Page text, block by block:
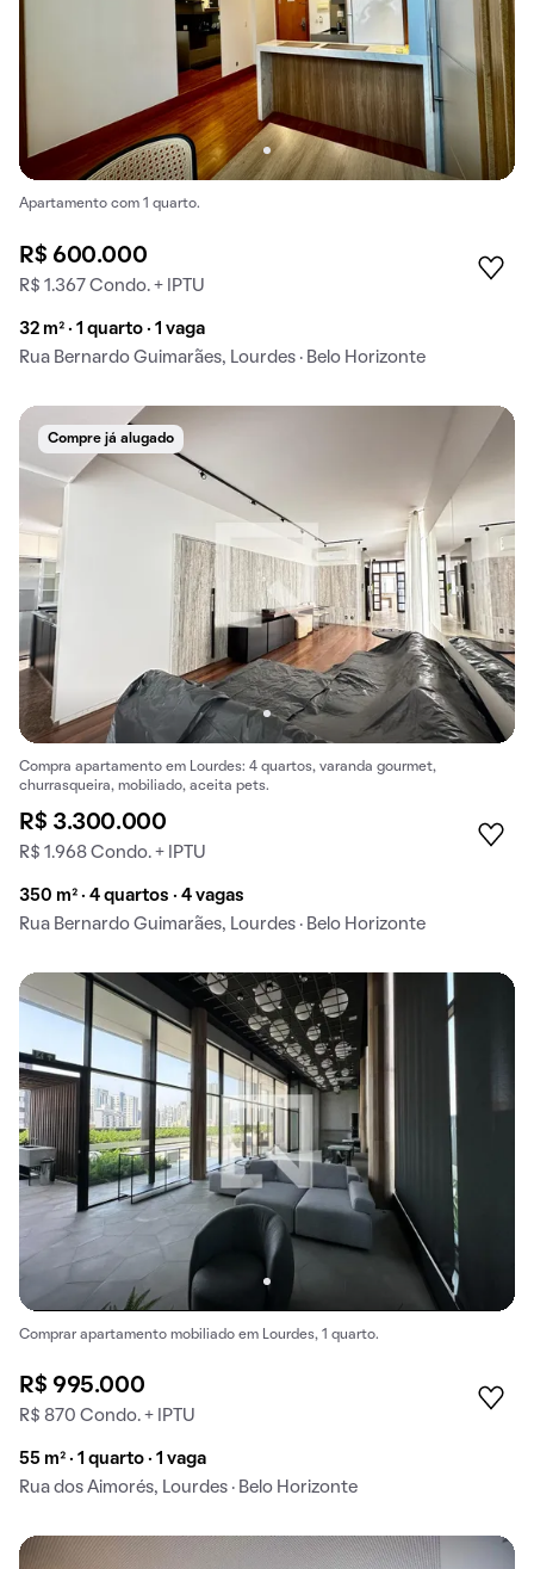
Apartamento com 1 quarto.
R$ 600.000
R$ 1.367 Condo. + IPTU
32 m² · 1 quarto · 1 vaga
Rua Bernardo Guimarães, Lourdes · Belo Horizonte
Compre já alugado
Compra apartamento em Lourdes: 4 quartos, varanda gourmet,
churrasqueira, mobiliado, aceita pets.
R$ 3.300.000
R$ 1.968 Condo. + IPTU
350 m² · 4 quartos · 4 vagas
Rua Bernardo Guimarães, Lourdes · Belo Horizonte
Comprar apartamento mobiliado em Lourdes, 1 quarto.
R$ 995.000
R$ 870 Condo. + IPTU
55 m² · 1 quarto · 1 vaga
Rua dos Aimorés, Lourdes · Belo Horizonte